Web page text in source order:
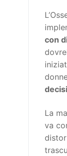
con
La
va